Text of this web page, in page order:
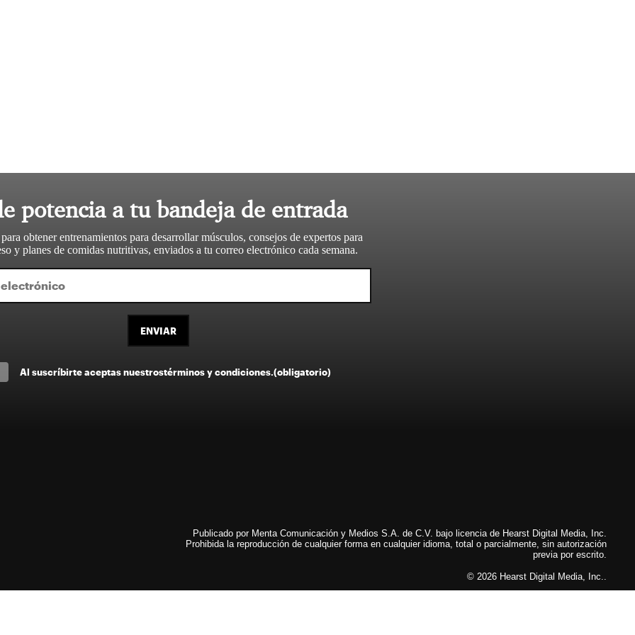
potencia a tu bandeja de entrada
obtener entrenamientos para desarrollar músculos, consejos de expertos para
y planes de comidas nutritivas, enviados a tu correo electrónico cada semana.
ENVIAR
Al suscríbirte aceptas nuestrostérminos y condiciones.(obligatorio)
Publicado por Menta Comunicación y Medios S.A. de C.V. bajo licencia de Hearst Digital Media, Inc.
Prohibida la reproducción de cualquier forma en cualquier idioma, total o parcialmente, sin autorización
previa por escrito.
© 2026 Hearst Digital Media, Inc..